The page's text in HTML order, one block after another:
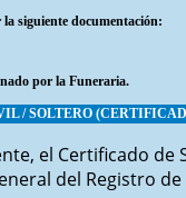
siguiente documentación:
por la Funeraria.
/ SOLTERO
el Certificado de
del Registro de